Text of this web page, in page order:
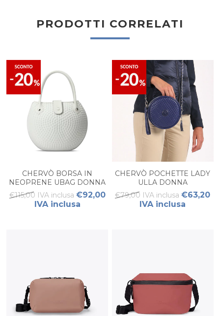
PRODOTTI CORRELATI
CHERVÒ BORSA IN
NEOPRENE UBAG DONNA
€115,00 IVA inclusa €92,00
IVA inclusa
CHERVÒ POCHETTE LADY
ULLA DONNA
€79,00 IVA inclusa €63,20
IVA inclusa